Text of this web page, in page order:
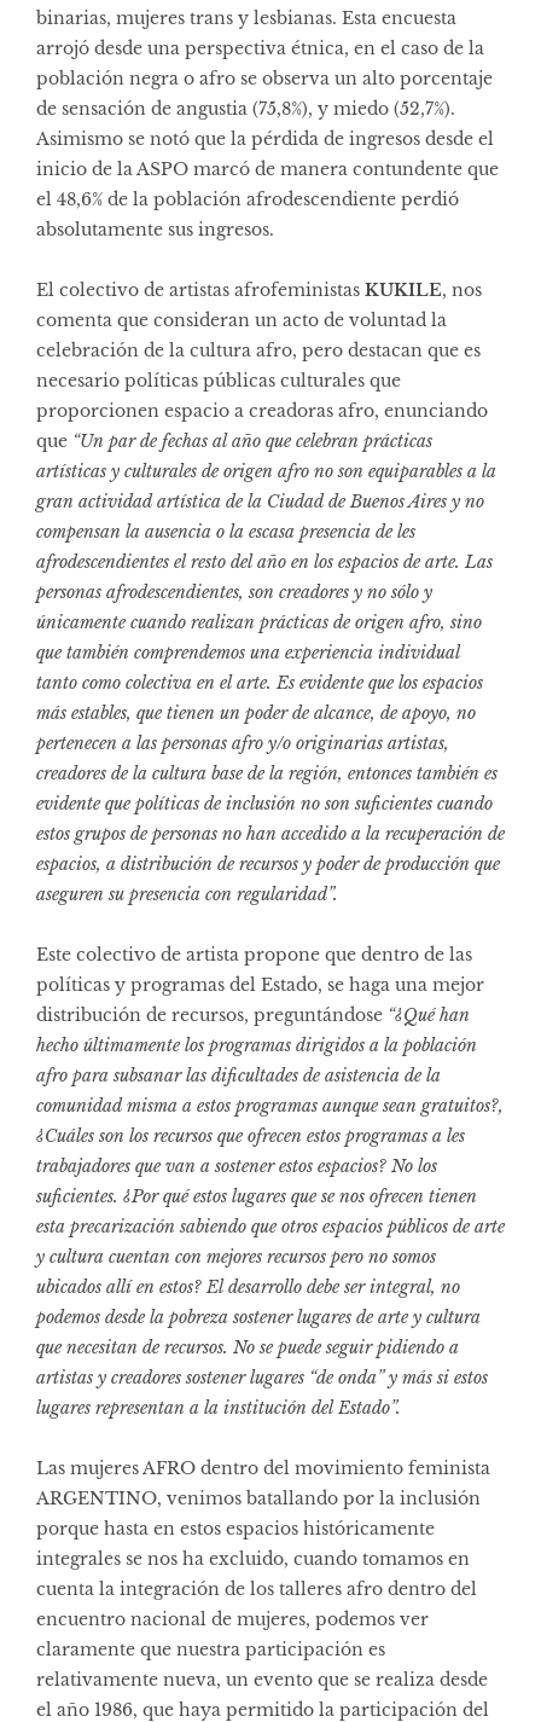
binarias, mujeres trans y lesbianas. Esta encuesta
arrojó desde una perspectiva étnica, en el caso de la
población negra o afro se observa un alto porcentaje
de sensación de angustia (75,8%), y miedo (52,7%).
Asimismo se notó que la pérdida de ingresos desde el
inicio de la ASPO marcó de manera contundente que
el 48,6% de la población afrodescendiente perdió
absolutamente sus ingresos.
El colectivo de artistas afrofeministas KUKILE, nos
comenta que consideran un acto de voluntad la
celebración de la cultura afro, pero destacan que es
necesario políticas públicas culturales que
proporcionen espacio a creadoras afro, enunciando
que “Un par de fechas al año que celebran prácticas
artísticas y culturales de origen afro no son equiparables a la
gran actividad artística de la Ciudad de Buenos Aires y no
compensan la ausencia o la escasa presencia de les
afrodescendientes el resto del año en los espacios de arte. Las
personas afrodescendientes, son creadores y no sólo y
únicamente cuando realizan prácticas de origen afro, sino
que también comprendemos una experiencia individual
tanto como colectiva en el arte. Es evidente que los espacios
más estables, que tienen un poder de alcance, de apoyo, no
pertenecen a las personas afro y/o originarias artistas,
creadores de la cultura base de la región, entonces también es
evidente que políticas de inclusión no son suficientes cuando
estos grupos de personas no han accedido a la recuperación de
espacios, a distribución de recursos y poder de producción que
aseguren su presencia con regularidad”.
Este colectivo de artista propone que dentro de las
políticas y programas del Estado, se haga una mejor
distribución de recursos, preguntándose “¿Qué han
hecho últimamente los programas dirigidos a la población
afro para subsanar las dificultades de asistencia de la
comunidad misma a estos programas aunque sean gratuitos?,
¿Cuáles son los recursos que ofrecen estos programas a les
trabajadores que van a sostener estos espacios? No los
suficientes. ¿Por qué estos lugares que se nos ofrecen tienen
esta precarización sabiendo que otros espacios públicos de arte
y cultura cuentan con mejores recursos pero no somos
ubicados allí en estos? El desarrollo debe ser integral, no
podemos desde la pobreza sostener lugares de arte y cultura
que necesitan de recursos. No se puede seguir pidiendo a
artistas y creadores sostener lugares “de onda” y más si estos
lugares representan a la institución del Estado”.
Las mujeres AFRO dentro del movimiento feminista
ARGENTINO, venimos batallando por la inclusión
porque hasta en estos espacios históricamente
integrales se nos ha excluido, cuando tomamos en
cuenta la integración de los talleres afro dentro del
encuentro nacional de mujeres, podemos ver
claramente que nuestra participación es
relativamente nueva, un evento que se realiza desde
el año 1986, que haya permitido la participación del